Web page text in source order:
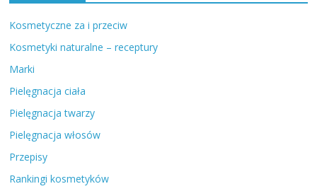
Kosmetyczne za i przeciw
Kosmetyki naturalne – receptury
Marki
Pielęgnacja ciała
Pielęgnacja twarzy
Pielęgnacja włosów
Przepisy
Rankingi kosmetyków